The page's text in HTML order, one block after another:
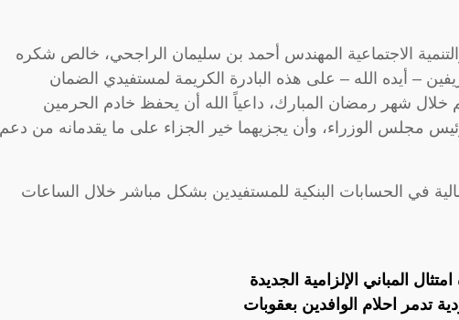
الاجتماعية المهندس أحمد بن سليمان الراجحي، خالص شكره
– أيده الله – على هذه البادرة الكريمة لمستفيدي الضمان
خلال شهر رمضان المبارك، داعياً الله أن يحفظ خادم الحرمين
مجلس الوزراء، وأن يجزيهما خير الجزاء على ما يقدمانه من دعم
في الحسابات البنكية للمستفيدين بشكل مباشر خلال الساعات
المباني الإلزامية الجديدة
تدمر احلام الوافدين بعقوبات